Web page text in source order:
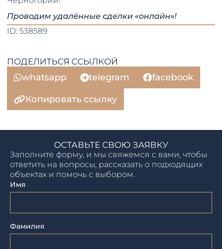
Проводим удалённые сделки «онлайн»!
ID: 538589
ПОДЕЛИТЬСЯ ССЫЛКОЙ
whatsapp telegram
facebook
Копировать ссылку
ОСТАВЬТЕ СВОЮ ЗАЯВКУ
Заполните форму, и мы свяжемся с вами, чтобы
ответить на вопросы, рассказать о подходящих
объектах и помочь с выбором.
Имя
Фамилия